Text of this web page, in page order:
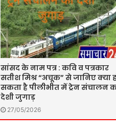
सांसद के नाम पत्र : कवि व पत्रकार
सतीश मिश्र “अचूक” से जानिए क्या
सकता है पीलीभीत में ट्रेन संचालन
देशी जुगाड़
27/05/2026